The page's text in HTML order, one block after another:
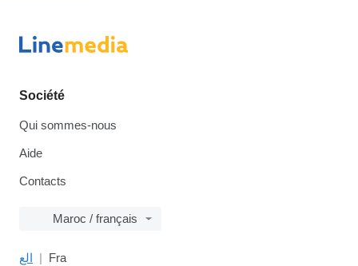
Société
Qui sommes-nous
Aide
Contacts
Maroc / français
الع Fra